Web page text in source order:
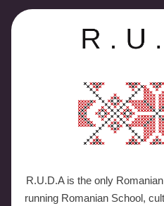
R.U.D.A is the only
running Romanian School,